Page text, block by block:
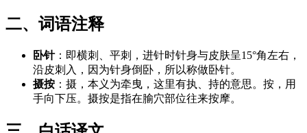
二、词语注释
卧针：即横刺、平刺，进针时针身与皮肤呈15°角左右，
沿皮刺入，因为针身倒卧，所以称做卧针。
摄按 ：摄，本义为牵曳，这里有执、持的意思。按，用
手向下压。摄按是指在腧穴部位往来按摩。